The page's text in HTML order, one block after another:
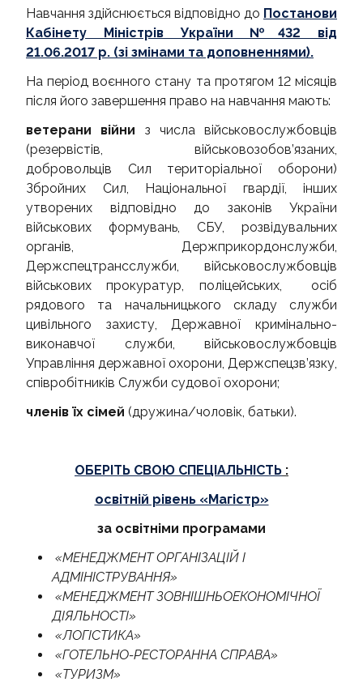
Навчання здійснюється відповідно до Постанови
Кабінету Міністрів України №432 від
21.06.2017 р. (зі змінами та доповненнями).
На період воєнного стану та протягом 12 місяців
після його завершення право на навчання мають:
ветерани війни з числа військовослужбовців
(резервістів, військовозобов’язаних,
добровольців Сил територіальної оборони)
Збройних Сил, Національної гвардії, інших
утворених відповідно до законів України
військових формувань, СБУ, розвідувальних
органів, Держприкордонслужби,
Держспецтрансслужби, військовослужбовців
військових прокуратур, поліцейських, осіб
рядового та начальницького складу служби
цивільного захисту, Державної кримінально-
виконавчої служби, військовослужбовців
Управління державної охорони, Держспецзв’язку,
співробітників Служби судової охорони;
членів їх сімей (дружина/чоловік, батьки).
ОБЕРІТЬ СВОЮ СПЕЦІАЛЬНІСТЬ :
освітній рівень «Магістр»
за освітніми програмами
«МЕНЕДЖМЕНТ ОРГАНІЗАЦІЙ І
АДМІНІСТРУВАННЯ»
«МЕНЕДЖМЕНТ ЗОВНІШНЬОЕКОНОМІЧНОЇ
ДІЯЛЬНОСТІ»
«ЛОГІСТИКА»
«ГОТЕЛЬНО-РЕСТОРАННА СПРАВА»
«ТУРИЗМ»